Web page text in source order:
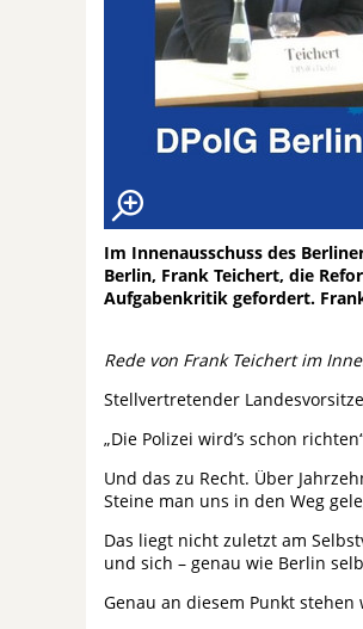
Im Innenausschuss des
Berlin, Frank Teichert, die
Aufgabenkritik gefordert.
Rede von Frank Teichert im
Stellvertretender
„Die Polizei wird’s schon
Und das zu Recht. Über
Steine man uns in den Weg
Das liegt nicht zuletzt am
und sich – genau wie Berlin
Genau an diesem Punkt